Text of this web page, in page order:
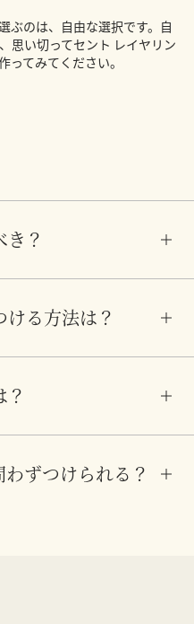
ぶのは、自由な選択です。自
思い切ってセント レイヤリン
ってみてください。
？
る方法は？
ずつけられる？